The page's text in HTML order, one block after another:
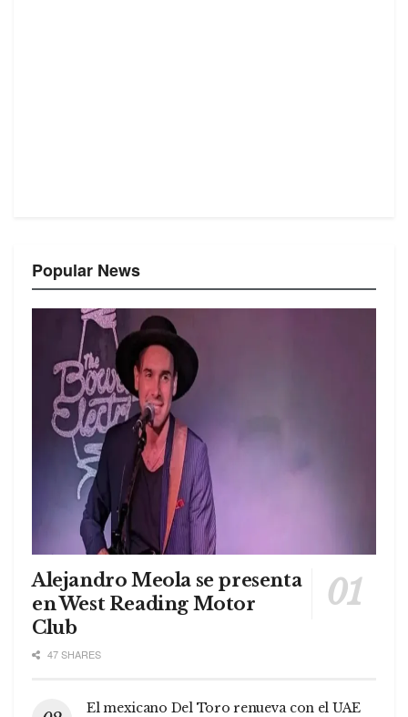
Popular News
Alejandro Meola se presenta
en West Reading Motor
Club
47 SHARES
El mexicano Del Toro renueva con el UAE